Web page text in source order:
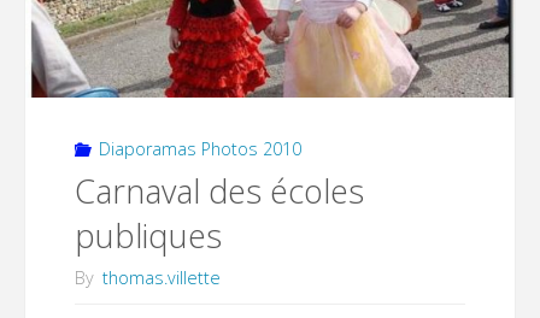
Diaporamas Photos 2010
Carnaval des écoles
publiques
By thomas.villette